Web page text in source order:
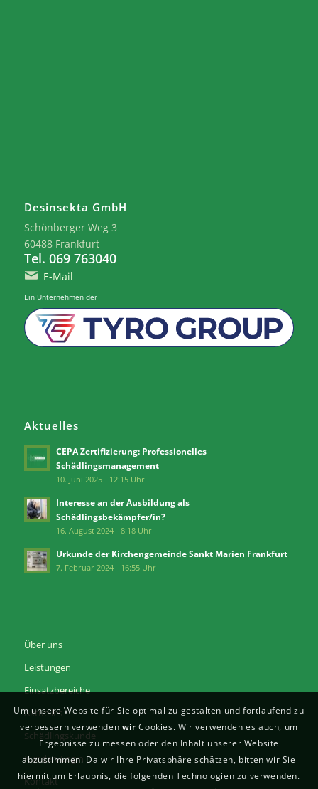
Desinsekta GmbH
Schönberger Weg 3
60488 Frankfurt
Tel. 069 763040
E-Mail
Ein Unternehmen der
Aktuelles
CEPA Zertifizierung: Professionelles
Schädlingsmanagement
10. Juni 2025 - 12:15 Uhr
Interesse an der Ausbildung als
Schädlingsbekämpfer/in?
16. August 2024 - 8:18 Uhr
Urkunde der Kirchengemeinde Sankt Marien Frankfurt
7. Februar 2024 - 16:55 Uhr
Über uns
Leistungen
Einsatzbereiche
Aktuelles
Schädlingskunde
Kunden-Login
Kontakt
Um unsere Website für Sie optimal zu gestalten und fortlaufend zu
verbessern verwenden wir Cookies. Wir verwenden es auch, um
Ergebnisse zu messen oder den Inhalt unserer Website
abzustimmen. Da wir Ihre Privatsphäre schätzen, bitten wir Sie
hiermit um Erlaubnis, die folgenden Technologien zu verwenden.